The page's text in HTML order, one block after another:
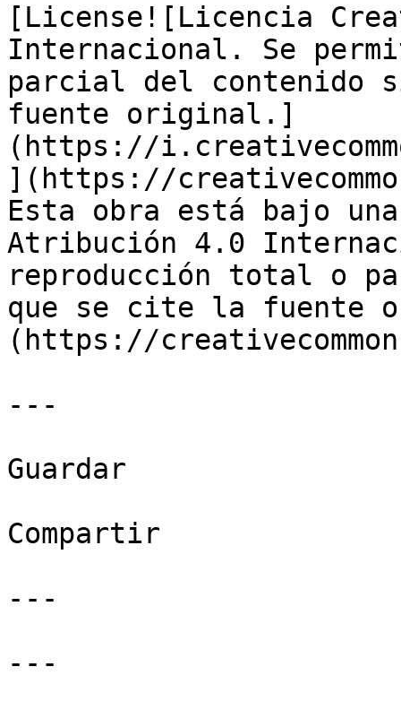
[License![Licencia
Internacional. Se
parcial del contenido
fuente original.]
(https://
](https://
Esta obra está bajo
Atribución 4.0
reproducción total o
que se cite la fuente
(https://
---
Guardar
Compartir
---
---